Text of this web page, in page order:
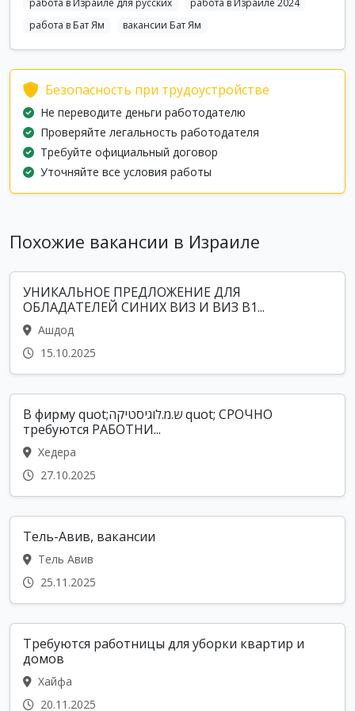
работа в Бат Ям
вакансии Бат Ям
Безопасность при трудоустройстве
Не переводите деньги работодателю
Проверяйте легальность работодателя
Требуйте официальный договор
Уточняйте все условия работы
Похожие вакансии в Израиле
УНИКАЛЬНОЕ ПРЕДЛОЖЕНИЕ ДЛЯ
ОБЛАДАТЕЛЕЙ СИНИХ ВИЗ И ВИЗ B1...
Ашдод
15.10.2025
В фирму quot;ש.מ.לוגיסטיקה quot; СРОЧНО
требуются РАБОТНИ...
Хедера
27.10.2025
Тель-Авив, вакансии
Тель Авив
25.11.2025
Требуются работницы для уборки квартир и
домов
Хайфа
20.11.2025